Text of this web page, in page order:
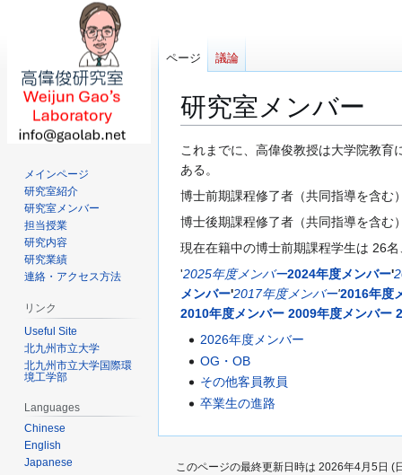
研究室メンバー
ナ
ビ
ゲ
シ
ョ
ン
に
移
検
索
に
動
これまでに、高偉俊教授は大学院教育
ある。
博士前期課程修了者（共同指導を含む
博士後期課程修了者（共同指導を含む
現在在籍中の博士前期課程学生は 26
'2025年度メンバー2024年度メンバー'
メンバー'2017年度メンバー'2016年度
2010年度メンバー 2009年度メンバー
2026年度メンバー
OG・OB
その他客員教員
卒業生の進路
ページ 議論
メインページ
研究室紹介
研究室メンバー
担当授業
研究内容
研究業績
連絡・アクセス方法
リンク
Useful Site
北九州市立大学
北九州市立大学国際環
境工学部
Languages
Chinese
English
Japanese
このページの最終更新日時は 2026年4月5日 (